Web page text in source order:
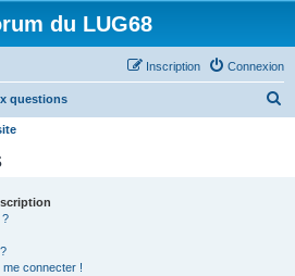
du LUG68
Connexion
Inscription
questions
?
connecter !